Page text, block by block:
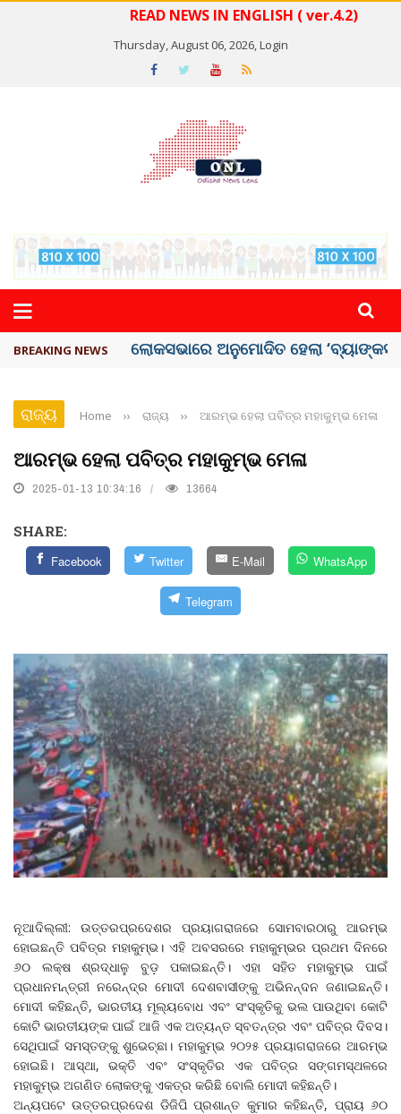
READ NEWS IN ENGLISH ( ver.4.2)
Thursday, August 06, 2026,Login
BREAKING NEWS ଭୁଶୁଡ଼ିଲା ପୁରୁଣା କୋଠା, ୬ ମୃତ
ରାଜ୍ୟ Home ›› ରାଜ୍ୟ ›› ଆରମ୍ଭ ହେଲା ପବିତ୍ର ମହାକୁମ୍ଭ ମେଳା
ଆରମ୍ଭ ହେଲା ପବିତ୍ର ମହାକୁମ୍ଭ ମେଳା
2025-01-13 10:34:16 13664
SHARE:
Facebook Twitter E-Mail WhatsApp
Telegram
ନୂଆଦିଲ୍ଲୀ: ଉତ୍ତରପ୍ରଦେଶର ପ୍ରୟାଗରାଜରେ ସୋମବାରଠାରୁ ଆରମ୍ଭ
ହୋଇଛନ୍ତି ପବିତ୍ର ମହାକୁମ୍ଭ। ଏହି ଅବସରରେ ମହାକୁମ୍ଭର ପ୍ରଥମ ଦିନରେ
୬୦ ଲକ୍ଷ ଶ୍ରଦ୍ଧାଳୁ ବୁଡ଼ ପକାଇଛନ୍ତି। ଏହା ସହିତ ମହାକୁମ୍ଭ ପାଇଁ
ପ୍ରଧାନମନ୍ତ୍ରୀ ନରେନ୍ଦ୍ର ମୋଦୀ ଦେଶବାସୀଙ୍କୁ ଅଭିନନ୍ଦନ ଜଣାଇଛନ୍ତି।
ମୋଦୀ କହିଛନ୍ତି, ଭାରତୀୟ ମୂଲ୍ୟବୋଧ ଏବଂ ସଂସ୍କୃତିକୁ ଭଲ ପାଉଥିବା କୋଟି
କୋଟି ଭାରତୀୟଙ୍କ ପାଇଁ ଆଜି ଏକ ଅତ୍ୟନ୍ତ ସ୍ବତନ୍ତ୍ର ଏବଂ ପବିତ୍ର ଦିବସ।
ସେଥିପାଇଁ ସମସ୍ତଙ୍କୁ ଶୁଭେଚ୍ଛା। ମହାକୁମ୍ଭ ୨୦୨୫ ପ୍ରୟାଗରାଜରେ ଆରମ୍ଭ
ହୋଇଛି। ଆସ୍ଥା, ଭକ୍ତି ଏବଂ ସଂସ୍କୃତିର ଏକ ପବିତ୍ର ସଙ୍ଗମସ୍ଥଳରେ
ମହାକୁମ୍ଭ ଅଗଣିତ ଲୋକଙ୍କୁ ଏକତ୍ର କରିଛି ବୋଲି ମୋଦୀ କହିଛନ୍ତି।
ଅନ୍ୟପଟେ ଉତ୍ତରପ୍ରଦେଶ ଡିଜିପି ପ୍ରଶାନ୍ତ କୁମାର କହିଛନ୍ତି, ପ୍ରାୟ ୬୦